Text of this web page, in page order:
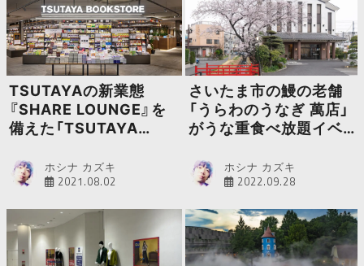
TSUTAYAの新業態
『SHARE LOUNGE』を
備えた「TSUTAYA
店」がリニューアルオー
プン
ホシナ カズキ
2021.08.02
さいたま市の鰻の老舗
「うらわのうなぎ 萬店」
がうな重食べ放題イベ
ホシナ カズキ
2022.09.28